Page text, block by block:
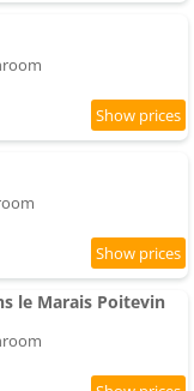
le Marais Poitevin